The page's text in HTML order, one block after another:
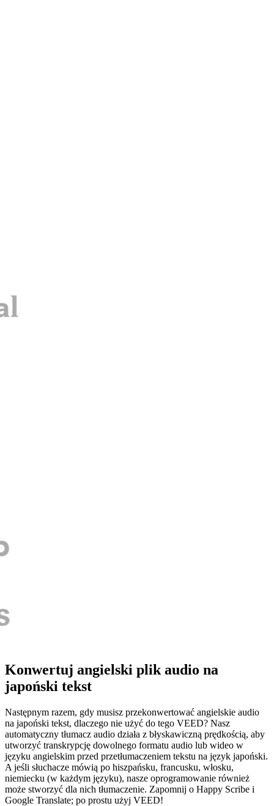
Konwertuj angielski plik audio na
japoński tekst
Następnym razem, gdy musisz przekonwertować angielskie audio
na japoński tekst, dlaczego nie użyć do tego VEED? Nasz
automatyczny tłumacz audio działa z błyskawiczną prędkością, aby
utworzyć transkrypcję dowolnego formatu audio lub wideo w
języku angielskim przed przetłumaczeniem tekstu na język japoński.
A jeśli słuchacze mówią po hiszpańsku, francusku, włosku,
niemiecku (w każdym języku), nasze oprogramowanie również
może stworzyć dla nich tłumaczenie. Zapomnij o Happy Scribe i
Google Translate; po prostu użyj VEED!